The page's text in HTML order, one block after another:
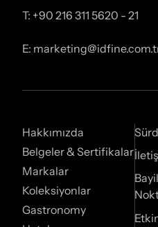
T: +90 216 311 5620 - 21
E:
Hakkımızda
Belgeler & Sertifikalar
Markalar
Koleksiyonlar
Gastronomy